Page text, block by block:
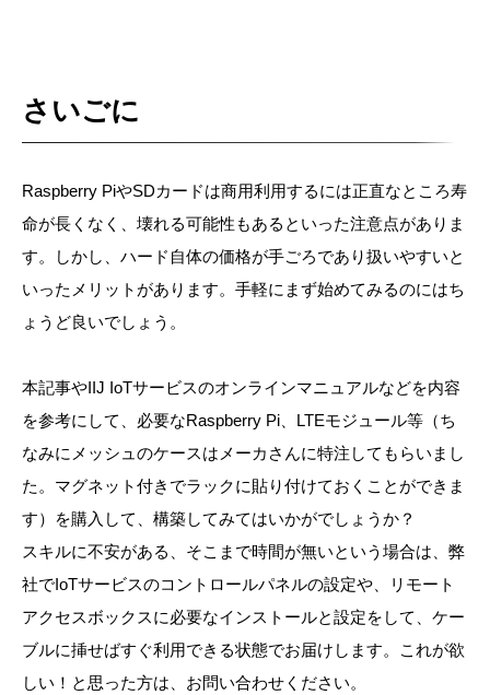
さいごに
Raspberry PiやSDカードは商用利用するには正直なところ寿
命が長くなく、壊れる可能性もあるといった注意点がありま
す。しかし、ハード自体の価格が手ごろであり扱いやすいと
いったメリットがあります。手軽にまず始めてみるのにはち
ょうど良いでしょう。
本記事やIIJ IoTサービスのオンラインマニュアルなどを内容
を参考にして、必要なRaspberry Pi、LTEモジュール等（ち
なみにメッシュのケースはメーカさんに特注してもらいまし
た。マグネット付きでラックに貼り付けておくことができま
す）を購入して、構築してみてはいかがでしょうか？
スキルに不安がある、そこまで時間が無いという場合は、弊
社でIoTサービスのコントロールパネルの設定や、リモート
アクセスボックスに必要なインストールと設定をして、ケー
ブルに挿せばすぐ利用できる状態でお届けします。これが欲
しい！と思った方は、お問い合わせください。